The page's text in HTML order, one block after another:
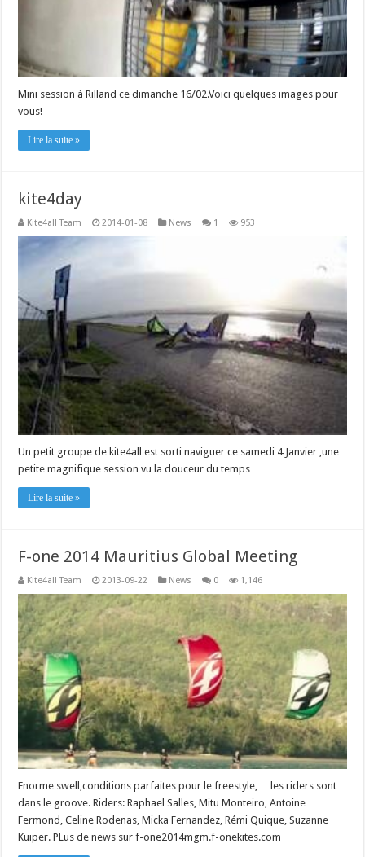
Mini session à Rilland ce dimanche 16/02.Voici quelques images pour
vous!
Lire la suite »
kite4day
Kite4all Team 2014-01-08 News 1 953
Un petit groupe de kite4all est sorti naviguer ce samedi 4 Janvier ,une
petite magnifique session vu la douceur du temps…
Lire la suite »
F-one 2014 Mauritius Global Meeting
Kite4all Team 2013-09-22 News 0 1,146
Enorme swell,conditions parfaites pour le freestyle,… les riders sont
dans le groove. Riders: Raphael Salles, Mitu Monteiro, Antoine
Fermond, Celine Rodenas, Micka Fernandez, Rémi Quique, Suzanne
Kuiper. PLus de news sur f-one2014mgm.f-onekites.com